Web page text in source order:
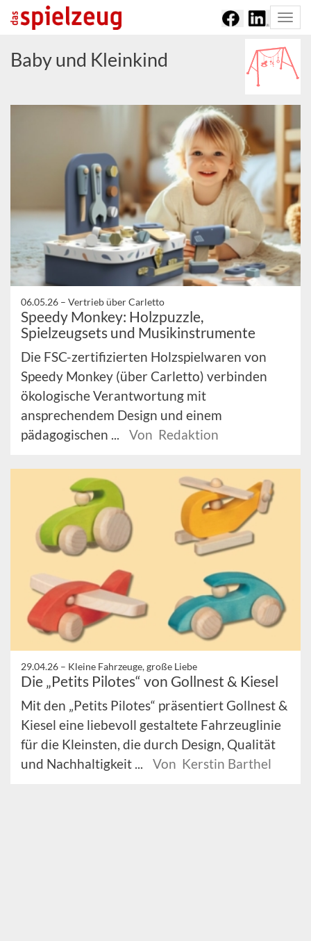
Baby und Kleinkind
06.05.26 – Vertrieb über Carletto
Speedy Monkey: Holzpuzzle,
Spielzeugsets und Musikinstrumente
Die FSC-zertifizierten Holzspielwaren von
Speedy Monkey (über Carletto) verbinden
ökologische Verantwortung mit
ansprechendem Design und einem
pädagogischen ...
Von Redaktion
29.04.26 – Kleine Fahrzeuge, große Liebe
Die „Petits Pilotes“ von Gollnest & Kiesel
Mit den „Petits Pilotes“ präsentiert Gollnest &
Kiesel eine liebevoll gestaltete Fahrzeuglinie
für die Kleinsten, die durch Design, Qualität
und Nachhaltigkeit ...
Von Kerstin Barthel